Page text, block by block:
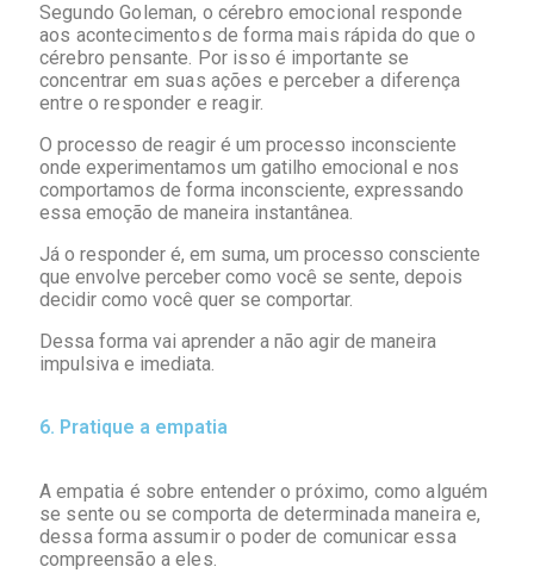
Segundo Goleman, o cérebro emocional responde
aos acontecimentos de forma mais rápida do que o
cérebro pensante. Por isso é importante se
concentrar em suas ações e perceber a diferença
entre o responder e reagir.
O processo de reagir é um processo inconsciente
onde experimentamos um gatilho emocional e nos
comportamos de forma inconsciente, expressando
essa emoção de maneira instantânea.
Já o responder é, em suma, um processo consciente
que envolve perceber como você se sente, depois
decidir como você quer se comportar.
Dessa forma vai aprender a não agir de maneira
impulsiva e imediata.
6. Pratique a empatia
A empatia é sobre entender o próximo, como alguém
se sente ou se comporta de determinada maneira e,
dessa forma assumir o poder de comunicar essa
compreensão a eles.